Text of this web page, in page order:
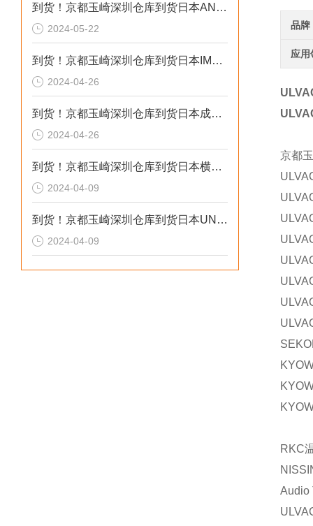
到货！京都玉崎深圳仓库到货日本AND 电子秤HV-60KCEP
2024-05-22
到货！京都玉崎深圳仓库到货日本IMADA 推拉力计 DST-20N
2024-04-26
到货！京都玉崎深圳仓库到货日本成茂锻针仪MF2
2024-04-26
到货！京都玉崎深圳仓库到货日本横河 电导率仪传感器 SC8SG-R31-T-305-P1-A
2024-04-09
到货！京都玉崎深圳仓库到货日本UNITTA音波式皮带张力计U-550替换U-508
2024-04-09
品牌
应用
京都
RKC